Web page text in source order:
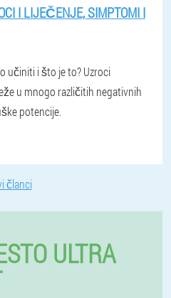
I LIJEČENJE, SIMPTOMI I
učiniti i što je to? Uzroci
u mnogo različitih negativnih
potencije.
članci
ULTRA